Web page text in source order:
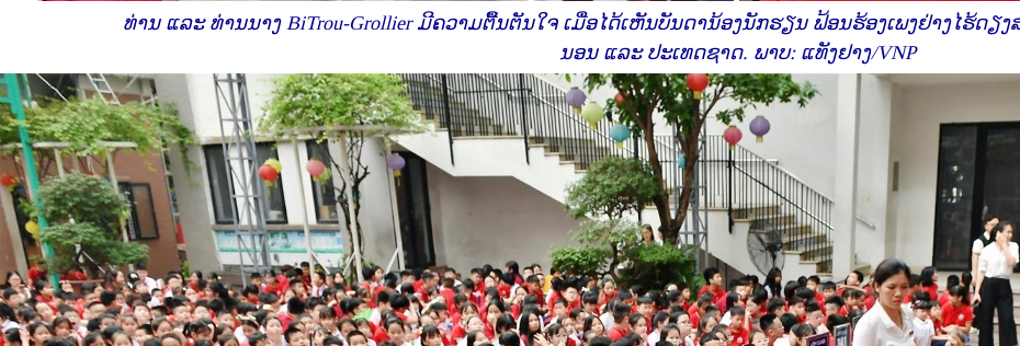
ທ່ານ ແລະ ທ່ານນາງ BiTrou-Grollier ມີຄວາມຕື້ນຕັນໃຈ ເມື່ອໄດ້ເຫັນບັນດານ້ອງນັກຮຽນ ຟ້ອນຮ້ອງເພງຢ່າງໄຮ້ດຽ
ນອນ ແລະ ປະເທດຊາດ. ພາບ: ແທັງຢາງ/VNP